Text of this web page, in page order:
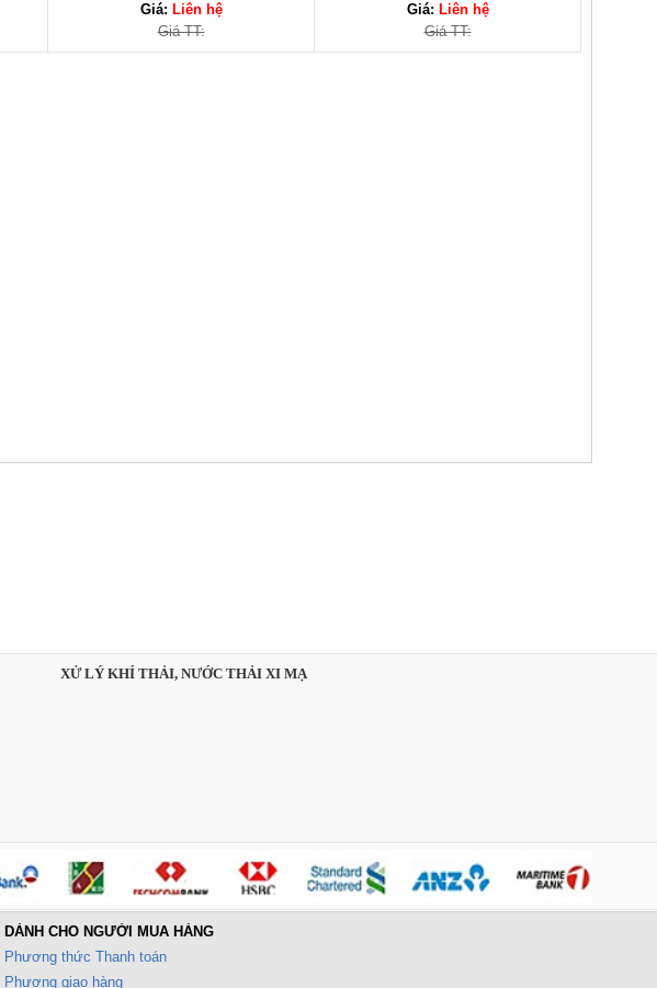
Giá: Liên hệ
Giá TT:
Giá: Liên hệ
Giá TT:
XỬ LÝ KHÍ THẢI, NƯỚC THẢI XI MẠ
DÀNH CHO NGƯỜI MUA HÀNG
Phương thức Thanh toán
Phương giao hàng